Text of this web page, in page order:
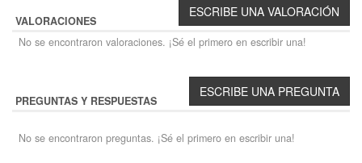
VALORACIONES
No se encontraron valoraciones. ¡Sé el primero en escribir una!
PREGUNTAS Y RESPUESTAS
No se encontraron preguntas. ¡Sé el primero en escribir una!